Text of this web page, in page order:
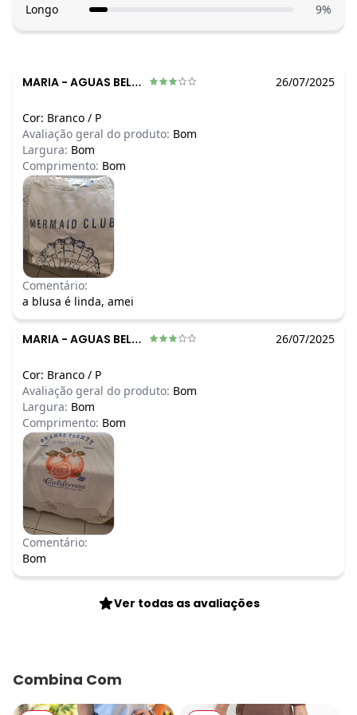
Longo
9%
MARIA - AGUAS BELAS - PE 26/07/2025
Cor: Branco / P
Avaliação geral do produto: Bom
Largura: Bom
Comprimento: Bom
Comentário:
a blusa é linda, amei
MARIA - AGUAS BELAS - PE 26/07/2025
Cor: Branco / P
Avaliação geral do produto: Bom
Largura: Bom
Comprimento: Bom
Comentário:
Bom
Ver todas as avaliações
Combina Com